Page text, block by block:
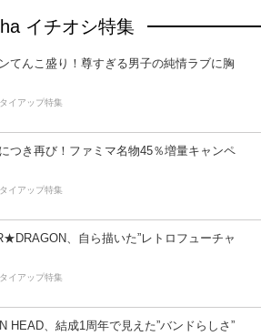
イチオシ特集
てんこ盛り！尊すぎる男子の純情ラブに胸
イアップ特集
つき再び！ファミマ名物45％増量キャンペ
イアップ特集
、自ら描いた”レトロフューチャ
イアップ特集
HEAD、結成1周年で見えた”バンドらしさ”